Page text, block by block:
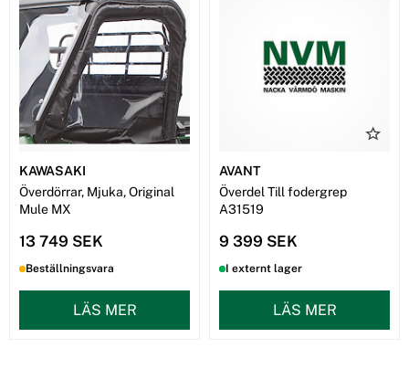
KAWASAKI
Överdörrar, Mjuka, Original
Mule MX
13 749 SEK
Beställningsvara
LÄS MER
AVANT
Överdel Till fodergrep
A31519
9 399 SEK
I externt lager
LÄS MER